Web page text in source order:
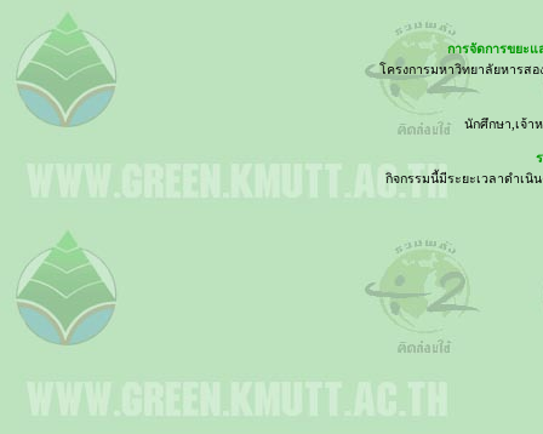
การจัดการขยะแ
โครงการมหาวิทยาลัยหารส
นักศึกษา,เจ้า
กิจกรรมนี้มีระยะเวลาดำเนิ